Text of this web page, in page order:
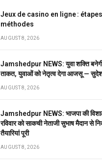
Jeux de casino en ligne :
méthodes
AUGUST 8, 2026
Jamshedpur NEWS: युवा शक्ति
ताकत, युवाओं को नेतृत्व देगा आजसू — सुदेश
AUGUST 8, 2026
Jamshedpur NEWS: भाजपा की विशाल
रविवार को साकची नेताजी सुभाष मैदान से
तैयारियां पूरी
AUGUST 8, 2026